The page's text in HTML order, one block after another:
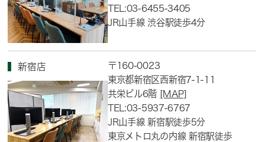
TEL:03-6455-3405
JR山手線 渋谷駅徒歩4分
新宿店
〒160-0023
東京都新宿区西新宿7-1-11
共栄ビル6階 [MAP]
TEL:03-5937-6767
JR山手線 新宿駅徒歩5分
東京メトロ丸の内線 新宿駅徒歩